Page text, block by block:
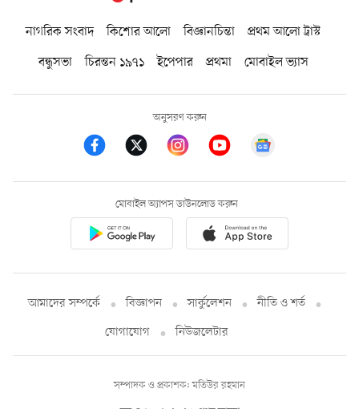
নাগরিক সংবাদ কিশোর আলো বিজ্ঞানচিন্তা
প্রথম আলো ট্রাস্ট
বন্ধুসভা
চিরন্তন ১৯৭১ ইপেপার প্রথমা মোবাইল ভ্যাস
অনুসরণ করুন
মোবাইল অ্যাপস ডাউনলোড করুন
আমাদের সম্পর্কে বিজ্ঞাপন সার্কুলেশন
নীতি ও শর্ত
যোগাযোগ
নিউজলেটার
সম্পাদক ও প্রকাশক: মতিউর রহমান